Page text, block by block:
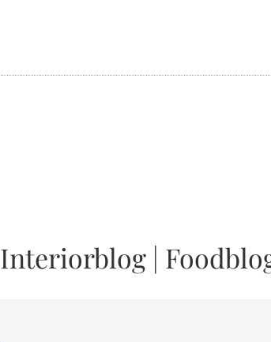
Interiorblog |